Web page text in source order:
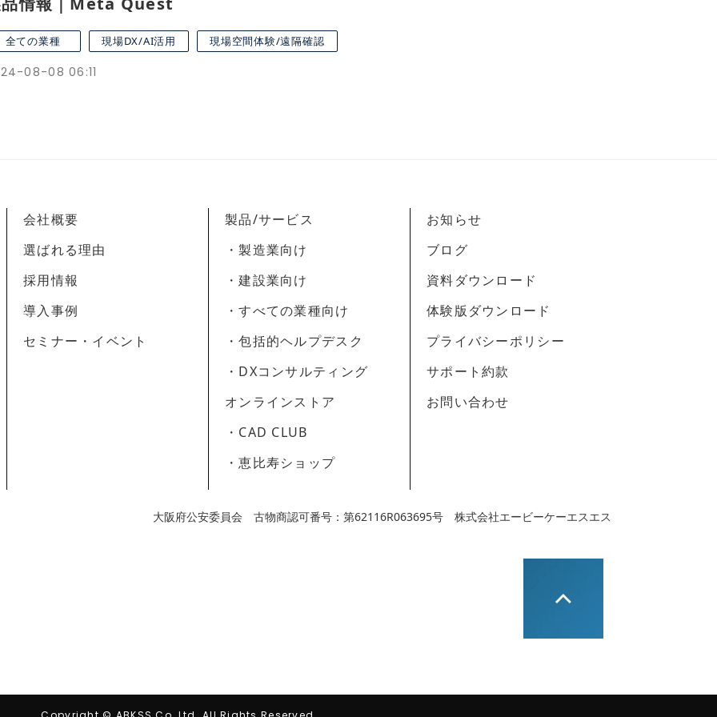
全ての業種 現場DX/AI活用 現場空間体験/遠隔確認
08-08 06:11
会社概要
選ばれる理由
採用情報
導入事例
セミナー・イベント
製品/サービス
・製造業向け
・建設業向け
・すべての業種向け
・包括的ヘルプデスク
・DXコンサルティング
オンラインストア
・CAD CLUB
・恵比寿ショップ
お知らせ
ブログ
資料ダウンロード
体験版ダウンロード
プライバシーポリシー
サポート約款
お問い合わせ
大阪府公安委員会 古物商認可番号：第62116R063695号 株式会社エービーケーエスエス